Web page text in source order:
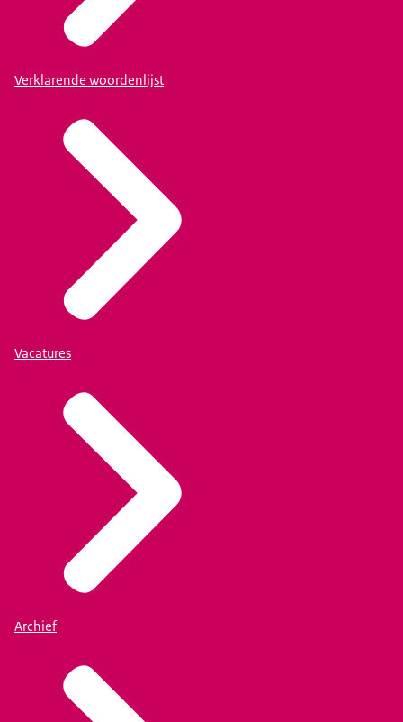
Verklarende woordenlijst
Vacatures
Archief